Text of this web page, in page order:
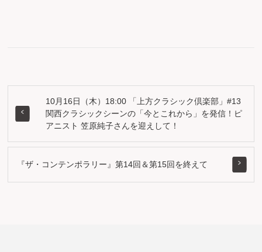
10月16日（木）18:00 「上方クラシック倶楽部」#13
関西クラシックシーンの「今とこれから」を発信！ピ
アニスト 笠原純子さんを迎えして！
『ザ・コンテンポラリー』第14回＆第15回を終えて